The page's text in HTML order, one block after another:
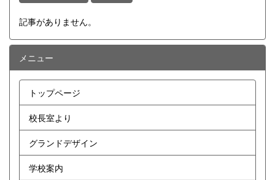
記事がありません。
メニュー
トップページ
校長室より
グランドデザイン
学校案内